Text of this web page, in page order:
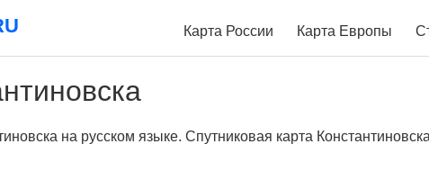
Карта России Карта Европы
на русском языке. Спутниковая карта